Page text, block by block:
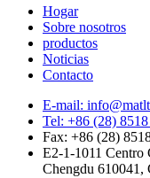
Hogar
Sobre nosotros
productos
Noticias
Contacto
E-mail:
Tel: +86 (28)
Fax: +86 (28)
E2-1-1011 Centro
Chengdu 610041,